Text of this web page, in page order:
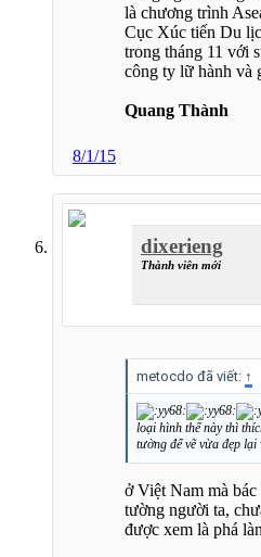
là chương trình
Cục Xúc tiến Du
trong tháng 11 với
công ty lữ hành và
Quang Thành
8/1/15
dixerieng
Thành viên mới
metocdo đã viết: ↑
loại hình thế này thì
tường để vẽ vừa đẹp
ở Việt Nam mà
tường người ta,
được xem là phá